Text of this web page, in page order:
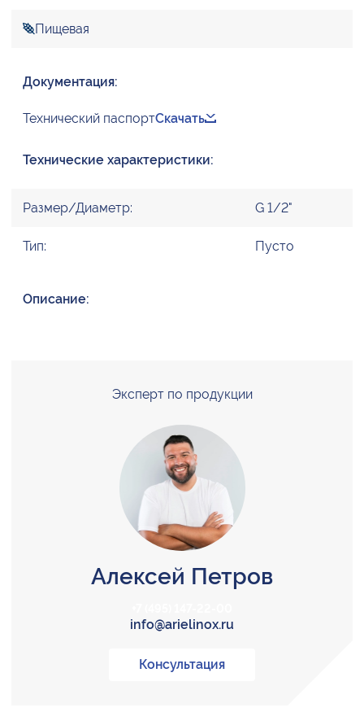
Пищевая
Документация:
Технический паспортСкачать
Технические характеристики:
Размер/Диаметр: G 1/2"
Тип: Пусто
Описание:
Эксперт по продукции
Алексей Петров
info@arielinox.ru
Консультация